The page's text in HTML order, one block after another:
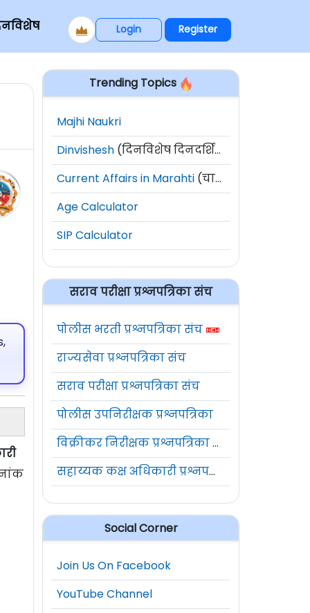
Login Register
Trending Topics
Majhi Naukri
Dinvishesh (दिनविशेष दिनदर्शिका)
Current Affairs in Marahti (चालू घडामोडी)
Age Calculator
SIP Calculator
सराव परीक्षा प्रश्नपत्रिका संच
पोलीस भरती प्रश्नपत्रिका संच
राज्यसेवा प्रश्नपत्रिका संच
सराव परीक्षा प्रश्नपत्रिका संच
पोलीस उपनिरीक्षक प्रश्नपत्रिका
विक्रीकर निरीक्षक प्रश्नपत्रिका संच
सहाय्यक कक्ष अधिकारी प्रश्नपत्रिका संच
Social Corner
Join Us On Facebook
YouTube Channel